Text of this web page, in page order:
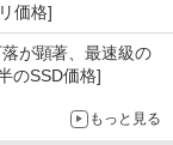
価格]
が顕著、最速級の
のSSD価格]
もっと見る